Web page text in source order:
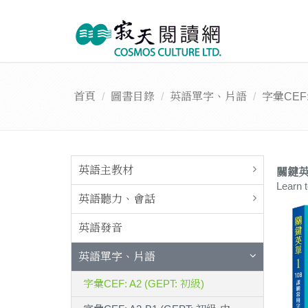
首頁 圖書目錄 英語單字、片語 字彙
英語主教材
英語聽力、會話
英語發音
英語單字、片語
字彙CEF: A2 (GEPT: 初級)
關鍵
Learn